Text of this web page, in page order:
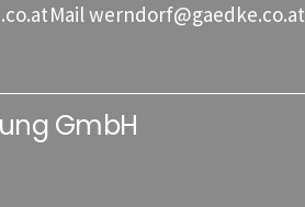
Mailwerndorf@gaedke.co.at
GmbH